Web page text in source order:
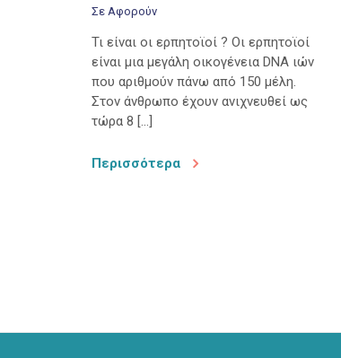
Σε Αφορούν
Τι είναι οι ερπητοϊοί ? Οι ερπητοϊοί
είναι μια μεγάλη οικογένεια DNA ιών
που αριθμούν πάνω από 150 μέλη.
Στον άνθρωπο έχουν ανιχνευθεί ως
τώρα 8 […]
Περισσότερα